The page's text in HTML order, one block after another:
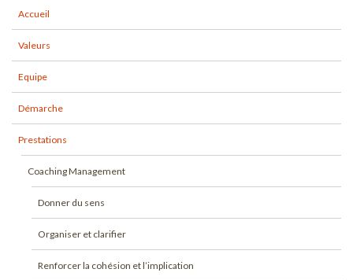
Accueil
Valeurs
Equipe
Démarche
Prestations
Coaching Management
Donner du sens
Organiser et clarifier
Renforcer la cohésion et l’implication